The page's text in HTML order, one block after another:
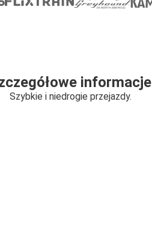
informacje
Szybkie i niedrogie przejazdy.